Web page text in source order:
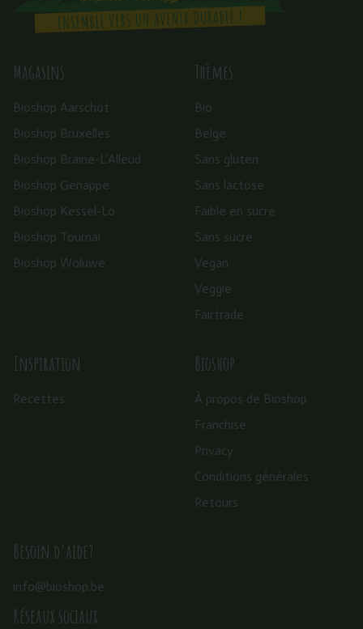
Magasins
Bioshop Aarschot
Bioshop Bruxelles
Bioshop Braine-L’Alleud
Bioshop Genappe
Bioshop Kessel-Lo
Bioshop Tournai
Bioshop Woluwe
Thèmes
Bio
Belge
Sans gluten
Sans lactose
Faible en sucre
Sans sucre
Vegan
Veggie
Fairtrade
Inspiration
Recettes
Bioshop
À propos de Bioshop
Franchise
Privacy
Conditions générales
Retours
Besoin d’aide?
info@bioshop.be
Réseaux sociaux